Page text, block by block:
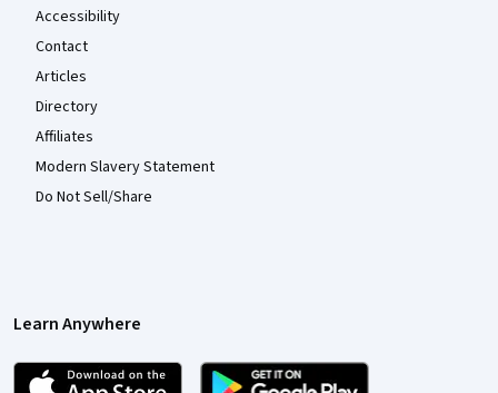
Accessibility
Contact
Articles
Directory
Affiliates
Modern Slavery Statement
Do Not Sell/Share
Learn Anywhere